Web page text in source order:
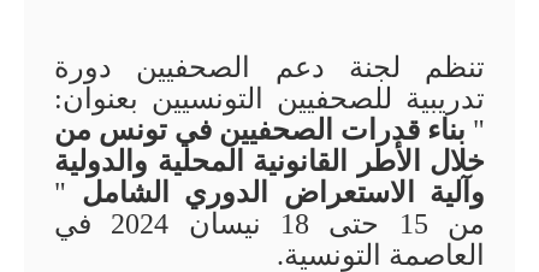
تنظم لجنة دعم الصحفيين دورة
تدريبية للصحفيين التونسيين بعنوان:
" بناء قدرات الصحفيين في تونس من
خلال الأطر القانونية المحلية والدولية
وآلية الاستعراض الدوري الشامل "
من 15 حتى 18 نيسان 2024 في
العاصمة التونسية.